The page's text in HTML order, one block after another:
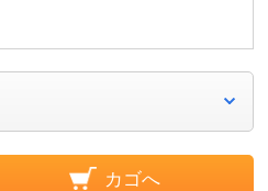
カゴへ